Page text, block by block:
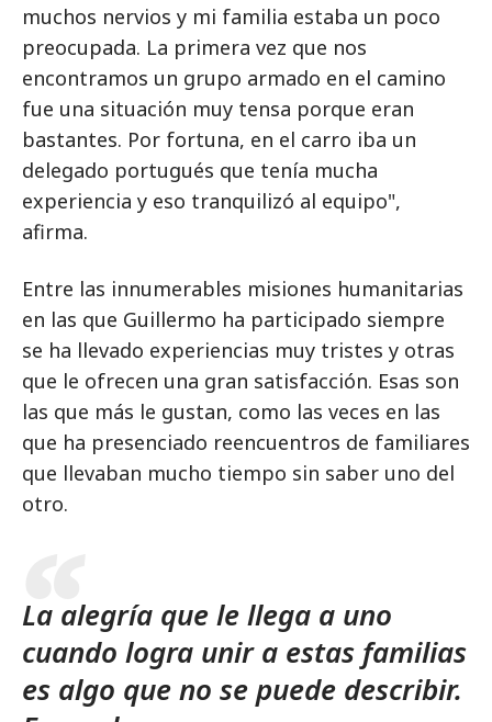
muchos nervios y mi familia estaba un poco
preocupada. La primera vez que nos
encontramos un grupo armado en el camino
fue una situación muy tensa porque eran
bastantes. Por fortuna, en el carro iba un
delegado portugués que tenía mucha
experiencia y eso tranquilizó al equipo",
afirma.
Entre las innumerables misiones humanitarias
en las que Guillermo ha participado siempre
se ha llevado experiencias muy tristes y otras
que le ofrecen una gran satisfacción. Esas son
las que más le gustan, como las veces en las
que ha presenciado reencuentros de familiares
que llevaban mucho tiempo sin saber uno del
otro.
La alegría que le llega a uno
cuando logra unir a estas familias
es algo que no se puede describir.